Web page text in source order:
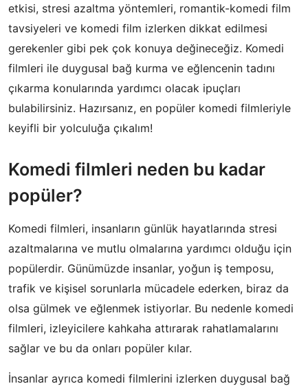
etkisi, stresi azaltma yöntemleri, romantik-komedi film
tavsiyeleri ve komedi film izlerken dikkat edilmesi
gerekenler gibi pek çok konuya değineceğiz. Komedi
filmleri ile duygusal bağ kurma ve eğlencenin tadını
çıkarma konularında yardımcı olacak ipuçları
bulabilirsiniz. Hazırsanız, en popüler komedi filmleriyle
keyifli bir yolculuğa çıkalım!
Komedi filmleri neden bu kadar
popüler?
Komedi filmleri, insanların günlük hayatlarında stresi
azaltmalarına ve mutlu olmalarına yardımcı olduğu için
popülerdir. Günümüzde insanlar, yoğun iş temposu,
trafik ve kişisel sorunlarla mücadele ederken, biraz da
olsa gülmek ve eğlenmek istiyorlar. Bu nedenle komedi
filmleri, izleyicilere kahkaha attırarak rahatlamalarını
sağlar ve bu da onları popüler kılar.
İnsanlar ayrıca komedi filmlerini izlerken duygusal bağ